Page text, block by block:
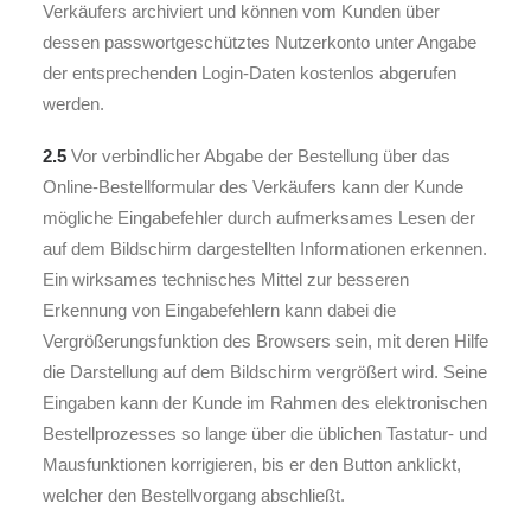
Verkäufers archiviert und können vom Kunden über
dessen passwortgeschütztes Nutzerkonto unter Angabe
der entsprechenden Login-Daten kostenlos abgerufen
werden.
2.5 Vor verbindlicher Abgabe der Bestellung über das
Online-Bestellformular des Verkäufers kann der Kunde
mögliche Eingabefehler durch aufmerksames Lesen der
auf dem Bildschirm dargestellten Informationen erkennen.
Ein wirksames technisches Mittel zur besseren
Erkennung von Eingabefehlern kann dabei die
Vergrößerungsfunktion des Browsers sein, mit deren Hilfe
die Darstellung auf dem Bildschirm vergrößert wird. Seine
Eingaben kann der Kunde im Rahmen des elektronischen
Bestellprozesses so lange über die üblichen Tastatur- und
Mausfunktionen korrigieren, bis er den Button anklickt,
welcher den Bestellvorgang abschließt.